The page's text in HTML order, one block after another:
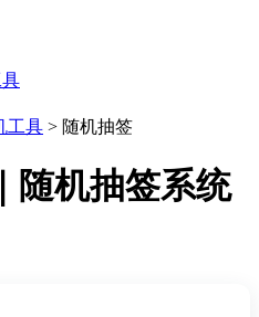
工具 > 随机抽签
随机抽签系统